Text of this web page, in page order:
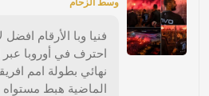
فنيا وبا الأرقام
احترف في أوروبا عبر
نهائي بطولة امم
الماضية هبط مستواه